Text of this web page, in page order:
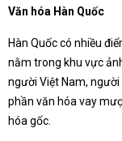
Văn hóa Hàn Quốc
Hàn Quốc có nhiều
nằm trong khu vực
người Việt Nam,
phần văn hóa vay
hóa gốc.